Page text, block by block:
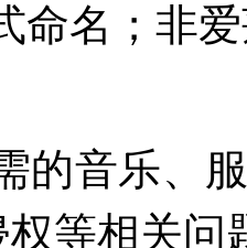
命名；非
的音乐、
等相关问